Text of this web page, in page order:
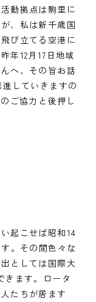
動拠点は駒里に
、私は新千歳国
び立てる空港に
年12月17日地域
へ、その旨お話
していきますの
ご協力と後押し
起こせば昭和14
。その間色々な
としては国際大
きます。ロータ
たちが居ます